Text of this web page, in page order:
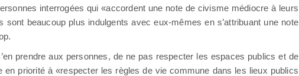
interrogées qui «accordent une note de civisme médiocre à leurs
beaucoup plus indulgents avec eux-mêmes en s’attribuant une note
prendre aux personnes, de ne pas respecter les espaces publics et de
priorité à «respecter les règles de vie commune dans les lieux publics